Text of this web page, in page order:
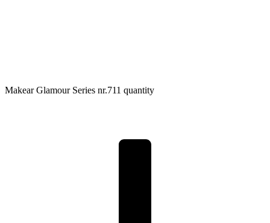
Makear Glamour Series nr.711 quantity